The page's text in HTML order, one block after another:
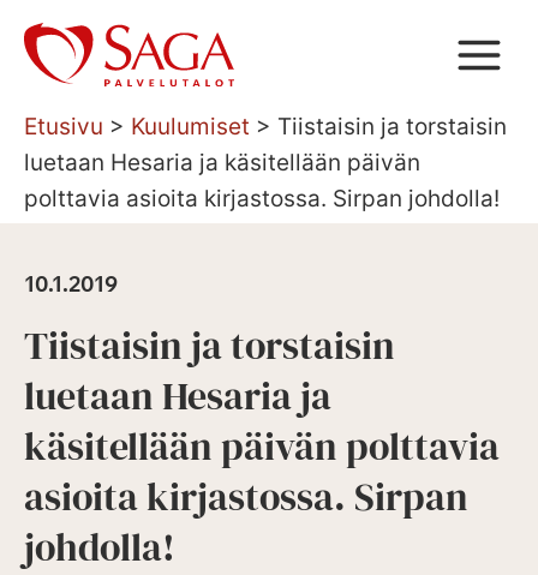
Siirry
sisältöön
Etusivu > Kuulumiset > Tiistaisin ja torstaisin
luetaan Hesaria ja käsitellään päivän
polttavia asioita kirjastossa. Sirpan johdolla!
10.1.2019
Tiistaisin ja torstaisin
luetaan Hesaria ja
käsitellään päivän polttavia
asioita kirjastossa. Sirpan
johdolla!